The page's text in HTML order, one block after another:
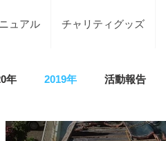
ュアル チャリティグッズ
年 2019年 活動報告
地元での活動